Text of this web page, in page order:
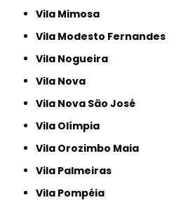
Vila Mimosa
Vila Modesto Fernandes
Vila Nogueira
Vila Nova
Vila Nova São José
Vila Olímpia
Vila Orozimbo Maia
Vila Palmeiras
Vila Pompéia